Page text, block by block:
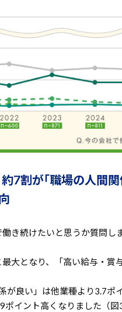
が「職場の人間関係
き続けたいと思うか質問し
大となり、「高い給与・賞
が良い」は他業種より3.7
イント高くなりました（図3